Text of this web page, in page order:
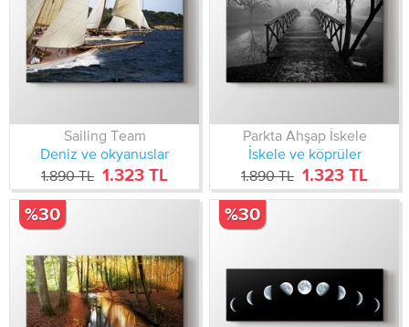
Sailing Team
Deniz ve okyanuslar
1.890 TL 1.323 TL
Parkta Ahşap İskele
İskele ve köprüler
1.890 TL 1.323 TL
%30 %30